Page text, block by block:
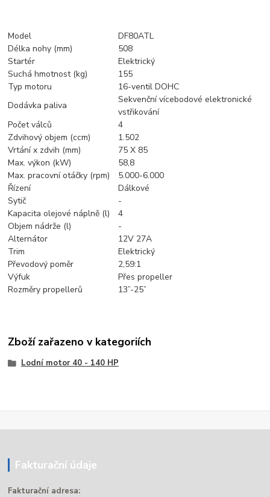
Model
DF80ATL
Délka nohy (mm)
508
Startér
Elektrický
Suchá hmotnost (kg)
155
Typ motoru
16-ventil DOHC
Dodávka paliva
Sekvenční vícebodové elektronické
vstřikování
Počet válců
4
Zdvihový objem (ccm)
1.502
Vrtání x zdvih (mm)
75 X 85
Max. výkon (kW)
58,8
Max. pracovní otáčky (rpm)
5.000-6.000
Řízení
Dálkové
Sytič
-
Kapacita olejové náplně (l)
4
Objem nádrže (l)
-
Alternátor
12V 27A
Trim
Elektrický
Převodový poměr
2,59:1
Výfuk
Přes propeller
Rozměry propellerů
13”-25”
Zboží zařazeno v kategoriích
Lodní motor 40 - 140 HP
Fakturační údaje
Fakturační adresa: